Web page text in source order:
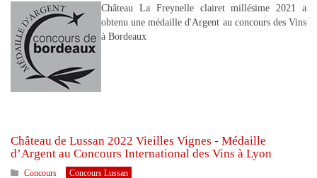
Château La Freynelle clairet millésime 2021 a
obtenu une médaille d'Argent au concours des Vins
à Bordeaux
Château de Lussan 2022 Vieilles Vignes - Médaille
d’Argent au Concours International des Vins à Lyon
Concours Concours Lussan